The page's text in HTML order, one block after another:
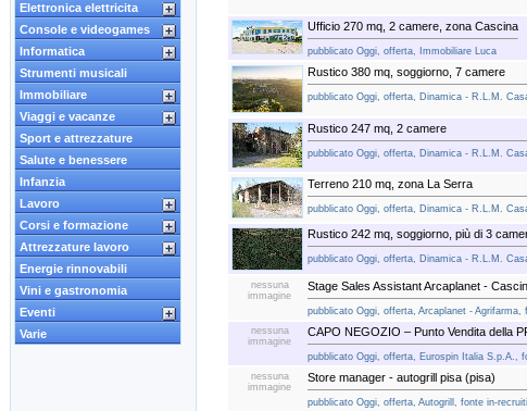
Elettronica elettricita
Console e videogames
Informatica
Strumenti musicali
Immobiliare
Viaggi e vacanze
Sport e attrezzature
Salute e benessere
Infanzia
Lavoro
Corsi e formazione
Attrezzature lavoro
Energie rinnovabili
Vini e gastronomia
Eventi
Varie
Ufficio 270 mq, 2 camere, zona Cascina
pubblicato Oggi, offerta, Immobiliare Luca
Rustico 380 mq, soggiorno, 7 camere
pubblicato Oggi, offerta, Dinamica - R.L.M.
Rustico 247 mq, 2 camere
pubblicato Oggi, offerta, Dinamica - R.L.M.
Terreno 210 mq, zona La Serra
pubblicato Oggi, offerta, Dinamica - R.L.M.
Rustico 242 mq, soggiorno, più di 3
pubblicato Oggi, offerta, Dinamica - R.L.M.
nessuna
immagine
Stage Sales Assistant Arcaplanet -
pubblicato Oggi, offerta, Arcaplanet - Agrifarma,
nessuna
immagine
CAPO NEGOZIO – Punto Vendita della
pubblicato Oggi, offerta, Eurospin Italia S.p.A.,
nessuna
immagine
Store manager - autogrill pisa (pisa)
pubblicato Oggi, offerta, Autogrill, fonte in-